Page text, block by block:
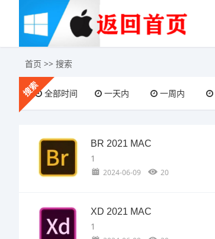
首页 >> 搜索
搜索全部时间 一天内 一周内
BR 2021 MAC
1
2024-06-09 20
XD 2021 MAC
1